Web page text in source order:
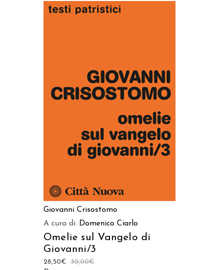
AGGIUNGI AL CARRELLO
Giovanni Crisostomo
A cura di: Domenico Ciarlo
Omelie sul Vangelo di
Giovanni/3
30,00€
28,50€